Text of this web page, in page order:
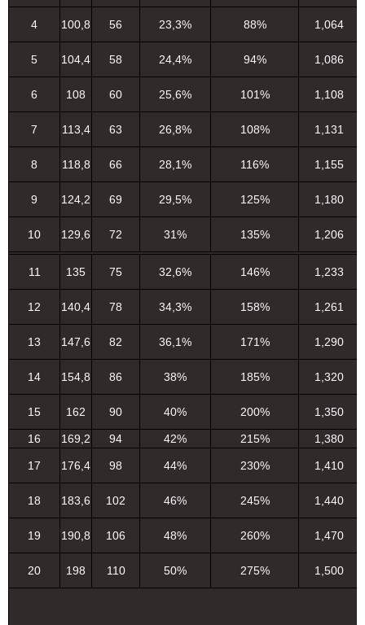
4 100,8 56 23,3% 88% 1,064
5 104,4 58 24,4% 94% 1,086
6 108 60 25,6% 101% 1,108
7 113,4 63 26,8% 108% 1,131
8 118,8 66 28,1% 116% 1,155
9 124,2 69 29,5% 125% 1,180
10 129,6 72 31% 135% 1,206
11 135 75 32,6% 146% 1,233
12 140,4 78 34,3% 158% 1,261
13 147,6 82 36,1% 171% 1,290
14 154,8 86 38% 185% 1,320
15 162 90 40% 200% 1,350
16 169,2 94 42% 215% 1,380
17 176,4 98 44% 230% 1,410
18 183,6 102 46% 245% 1,440
19 190,8 106 48% 260% 1,470
20 198 110 50% 275% 1,500